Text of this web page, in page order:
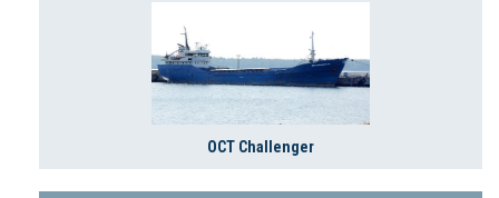
OCT Challenger